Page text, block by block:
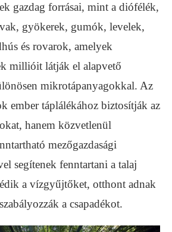
gazdag forrásai, mint a diófélék,
gyökerek, gumók, levelek,
és rovarok, amelyek
millióit látják el alapvető
mikrotápanyagokkal. Az
ember táplálékához biztosítják az
hanem közvetlenül
mezőgazdasági
segítenek fenntartani a talaj
a vízgyűjtőket, otthont adnak
a csapadékot.